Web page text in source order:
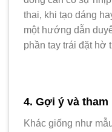
thai, khi tạo dáng
một hướng dẫn
phần tay trái đặt hờ
4. Gợi ý và
Khác giống như